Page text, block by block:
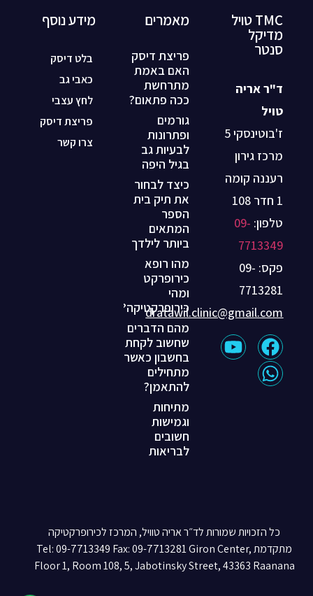
TMC טויל
מדיקל
סנטר
ד"ר אריה
טויל
ז'בוטינסקי 5
מרכז גירון
רעננה קומה
1 חדר 108
טלפון: 09-
7713349
פקס: 09-
7713281
dratawil.clinic@gmail.com
מאמרים
פריצת דיסק
האם באמת
מתרחשת
ככה פתאום?
גורמים
ופתרונות
לבעיות גב
בגיל היפה
כיצד לבחור
את תיק בית
הספר
המתאים
ביותר לילדך
מהו רופא
כירופרקט
ומהי
כירופרקטיקה?
מהם הדברים
שחשוב לקחת
בחשבון כאשר
מתחילים
להתאמן?
מתיחות
וגמישות
חשובים
לבריאות
מידע נוסף
בלט דיסק
כאבי גב
לחץ עצבי
פריצת דיסק
צרו קשר
כל הזכויות שמורות לד״ר אריה טוויל, המרכז לכירופרקטיקה
מתקדמת Tel: 09-7713349 Fax: 09-7713281 Giron Center,
Floor 1, Room 108, 5, Jabotinsky Street, 43363 Raanana